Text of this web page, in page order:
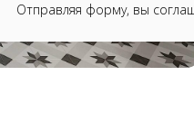
Отправляя форму, вы